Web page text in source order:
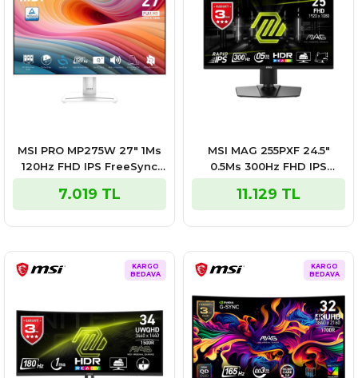
MSI PRO MP275W 27″ 1Ms
120Hz FHD IPS FreeSync
Monitör
7.019 TL
MSI MAG 255PXF 24.5″
0.5Ms 300Hz FHD IPS
FreeSync Premium
Gaming Monitör
11.129 TL
KARGO
BEDAVA
KARGO
BEDAVA